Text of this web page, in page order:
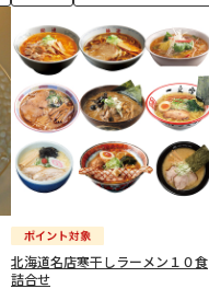
北海道名店寒干しラーメン１０食
詰合せ